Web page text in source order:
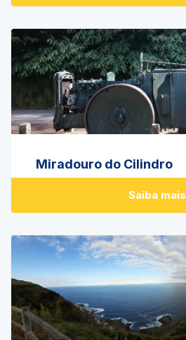
Miradouro do Cilindro
Saiba mais